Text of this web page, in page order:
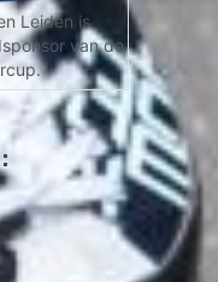
Leiden is
van de